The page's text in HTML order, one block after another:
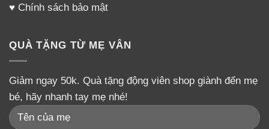
♥ Chính sách bảo mật
QUÀ TẶNG TỪ MẸ VÂN
Giảm ngay 50k. Quà tặng động viên shop giành đến mẹ
bé, hãy nhanh tay mẹ nhé!